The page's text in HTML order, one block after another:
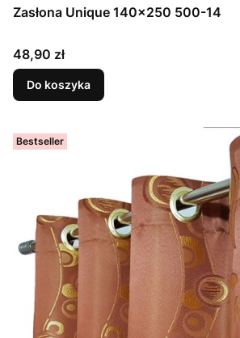
Zasłona Unique 140x250 500-14
Cena
48,90 zł
Do koszyka
Bestseller